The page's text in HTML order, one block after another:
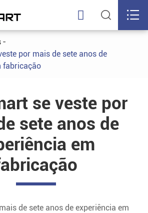
  
por mais de sete anos de
fabricação
se veste por
sete anos de
em
de sete anos de experiência em